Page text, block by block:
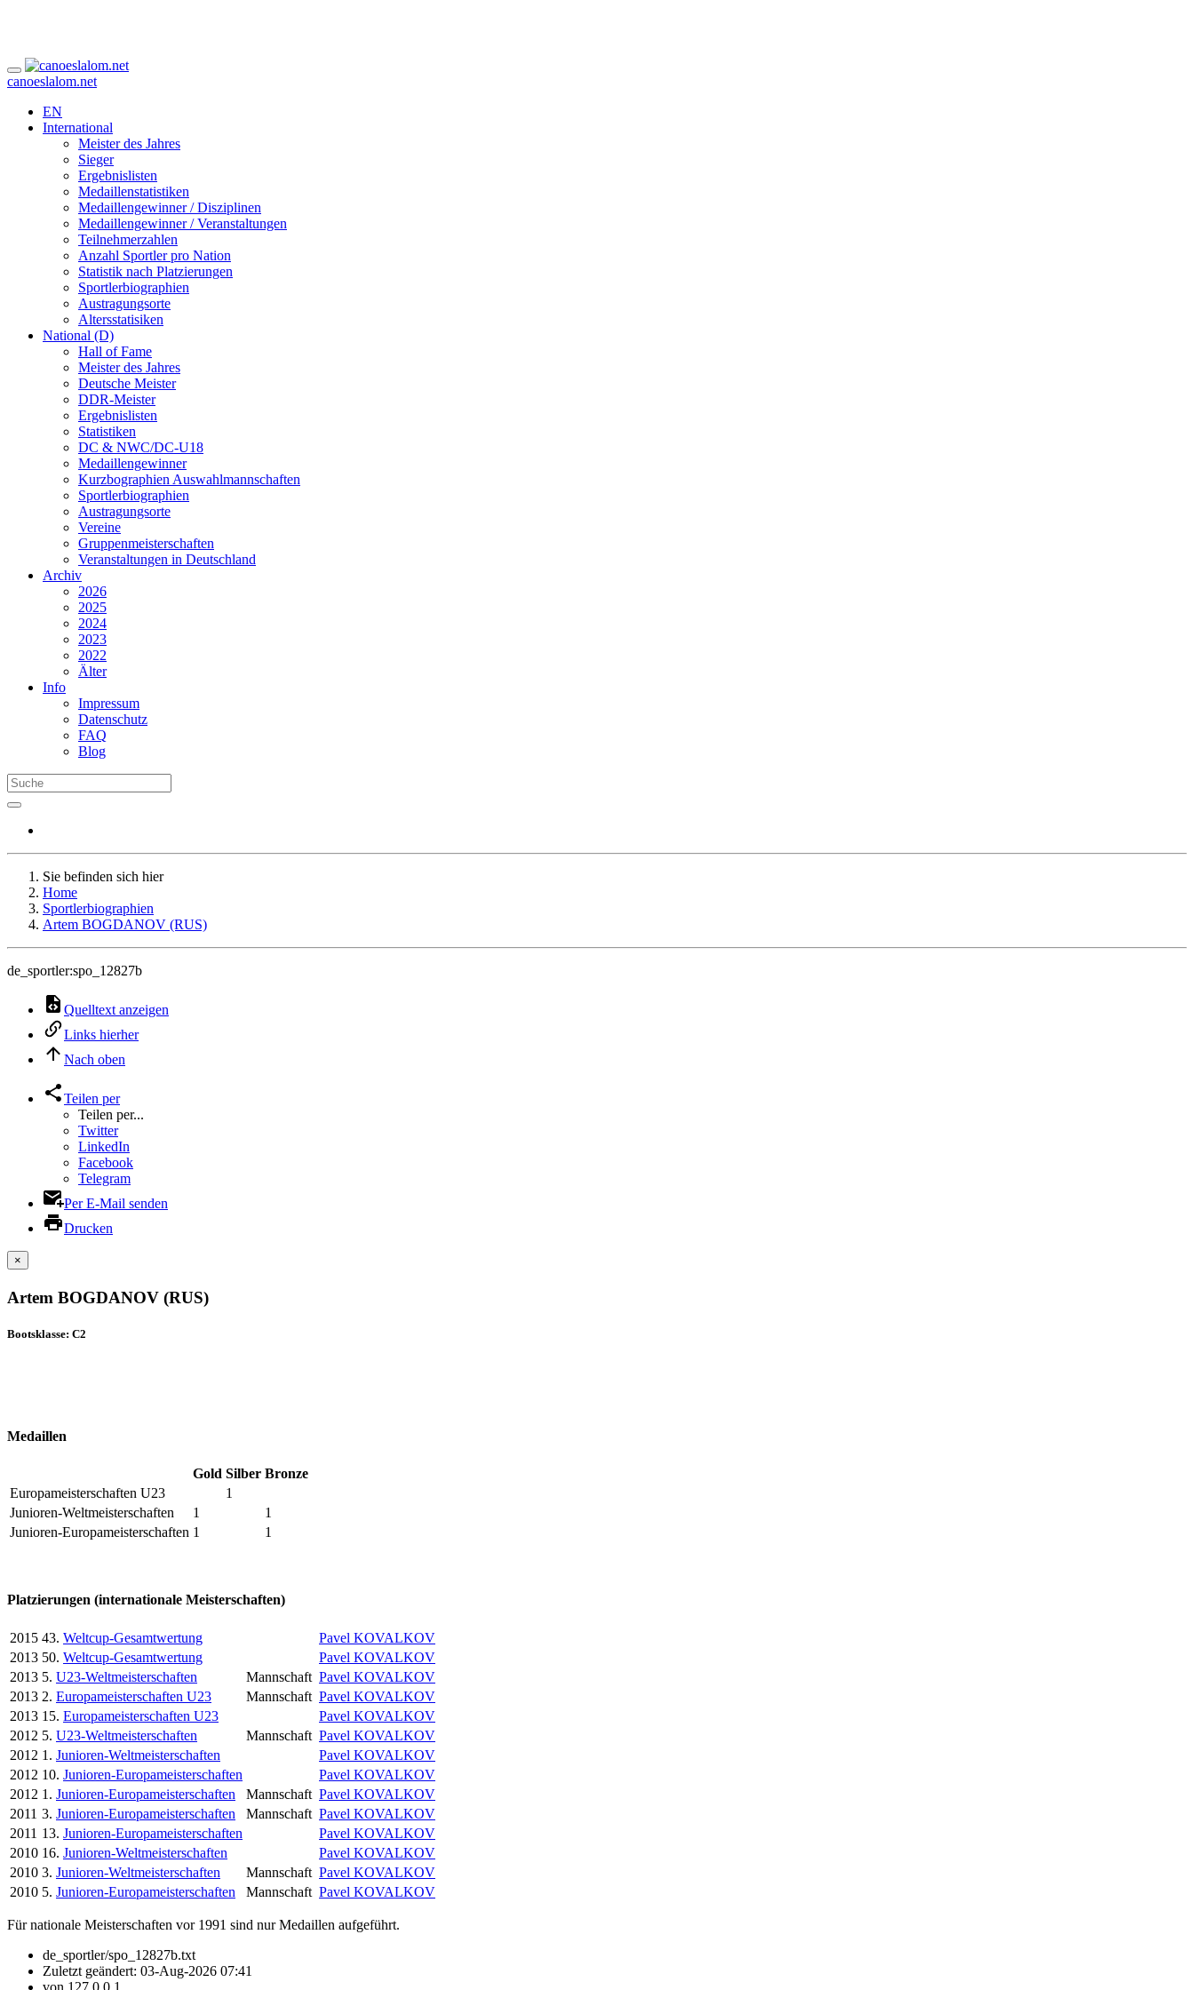
canoeslalom.net
EN
International
Meister des Jahres
Sieger
Ergebnislisten
Medaillenstatistiken
Medaillengewinner / Disziplinen
Medaillengewinner / Veranstaltungen
Teilnehmerzahlen
Anzahl Sportler pro Nation
Statistik nach Platzierungen
Sportlerbiographien
Austragungsorte
Altersstatisiken
National (D)
Hall of Fame
Meister des Jahres
Deutsche Meister
DDR-Meister
Ergebnislisten
Statistiken
DC & NWC/DC-U18
Medaillengewinner
Kurzbographien Auswahlmannschaften
Sportlerbiographien
Austragungsorte
Vereine
Gruppenmeisterschaften
Veranstaltungen in Deutschland
Archiv
2026
2025
2024
2023
2022
Älter
Info
Impressum
Datenschutz
FAQ
Blog
Sie befinden sich hier
Home
Sportlerbiographien
Artem BOGDANOV (RUS)
de_sportler:spo_12827b
Quelltext anzeigen
Links hierher
Nach oben
Teilen per
Teilen per...
Twitter
LinkedIn
Facebook
Telegram
Per E-Mail senden
Drucken
×
Artem BOGDANOV (RUS)
Bootsklasse: C2
Medaillen
Gold Silber Bronze
Europameisterschaften U23
1
Junioren-Weltmeisterschaften
1
1
Junioren-Europameisterschaften 1 1
Platzierungen (internationale Meisterschaften)
2015 43. Weltcup-Gesamtwertung
Pavel KOVALKOV
2013 50. Weltcup-Gesamtwertung
Pavel KOVALKOV
2013 5. U23-Weltmeisterschaften Mannschaft Pavel KOVALKOV
2013 2. Europameisterschaften U23 Mannschaft Pavel KOVALKOV
2013 15. Europameisterschaften U23
Pavel KOVALKOV
2012 5. U23-Weltmeisterschaften Mannschaft Pavel KOVALKOV
2012 1. Junioren-Weltmeisterschaften
Pavel KOVALKOV
2012 10. Junioren-Europameisterschaften
Pavel KOVALKOV
2012 1. Junioren-Europameisterschaften Mannschaft Pavel KOVALKOV
2011 3. Junioren-Europameisterschaften Mannschaft Pavel KOVALKOV
2011 13. Junioren-Europameisterschaften
Pavel KOVALKOV
2010 16. Junioren-Weltmeisterschaften
Pavel KOVALKOV
2010 3. Junioren-Weltmeisterschaften Mannschaft Pavel KOVALKOV
2010 5. Junioren-Europameisterschaften Mannschaft Pavel KOVALKOV
Für nationale Meisterschaften vor 1991 sind nur Medaillen aufgeführt.
de_sportler/spo_12827b.txt
Zuletzt geändert: 03-Aug-2026 07:41
von 127.0.0.1